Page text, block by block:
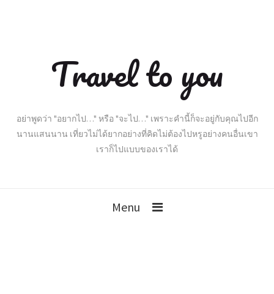
Travel to you
อย่าพูดว่า "อยากไป…" หรือ "จะไป…" เพราะคำนี้ก็จะอยู่กับคุณไปอีก
นานแสนนาน เที่ยวไม่ได้ยากอย่างที่คิดไม่ต้องไปหรูอย่างคนอื่นเขา
เราก็ไปแบบของเราได้
Menu